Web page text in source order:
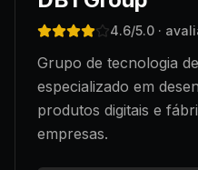
4.6/5.0 ·
Grupo de tecnologia
especializado em
produtos digitais e
empresas.